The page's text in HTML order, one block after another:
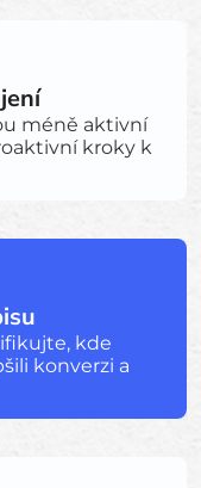
méně aktivní
kroky k
kde
konverzi a